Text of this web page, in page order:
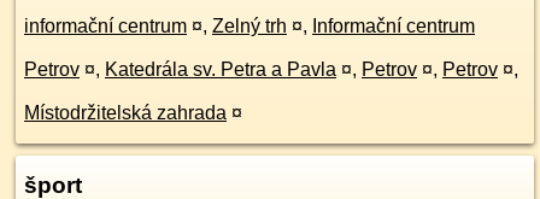
informační centrum ¤, Zelný trh ¤, Informační centrum
Petrov ¤, Katedrála sv. Petra a Pavla ¤, Petrov ¤, Petrov ¤,
Místodržitelská zahrada ¤
šport